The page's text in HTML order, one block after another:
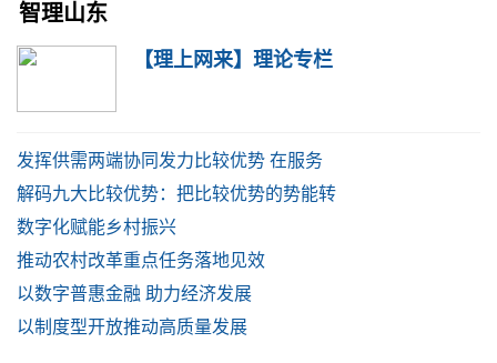
智理山东
【理上网来】理论专栏
发挥供需两端协同发力比较优势 在服务
解码九大比较优势：把比较优势的势能转
数字化赋能乡村振兴
推动农村改革重点任务落地见效
以数字普惠金融 助力经济发展
以制度型开放推动高质量发展